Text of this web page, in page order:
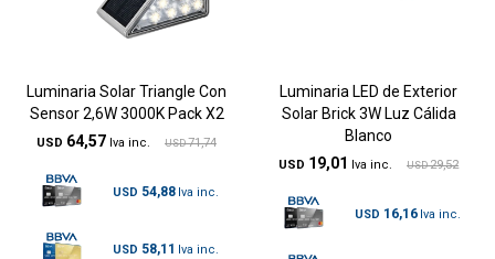
Luminaria Solar Triangle Con
Sensor 2,6W 3000K Pack X2
USD 64,57 USD 71,74
USD 54,88
USD 58,11
Luminaria LED de Exterior
Solar Brick 3W Luz Cálida
Blanco
USD 19,01 USD 29,52
USD 16,16